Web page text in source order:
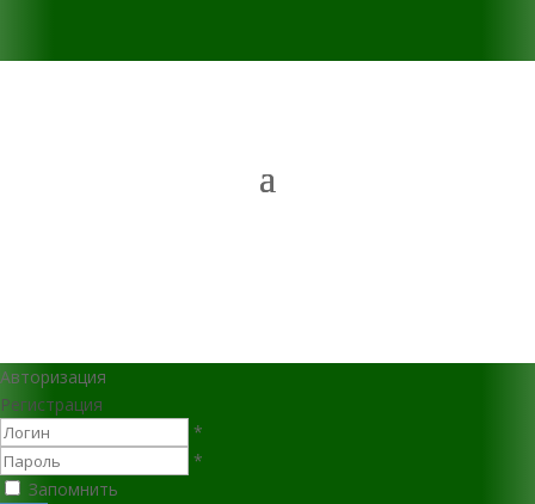
Авторизация
Регистрация
*
*
Запомнить